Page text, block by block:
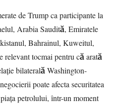
de Trump ca participante la
Arabia Saudită, Emiratele
Bahrainul, Kuweitul,
tocmai pentru că arată
bilaterală Washington-
poate afecta securitatea
petrolului, într-un moment